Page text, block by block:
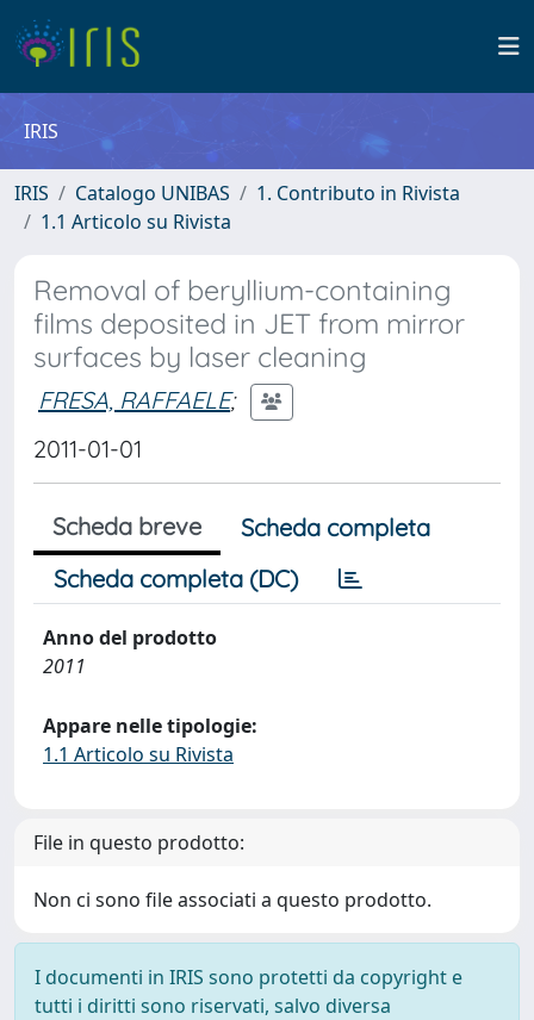
IRIS
IRIS Catalogo UNIBAS
1. Contributo in Rivista
1.1 Articolo su Rivista
Removal of beryllium-containing
films deposited in JET from mirror
surfaces by laser cleaning
FRESA, RAFFAELE;
2011-01-01
Scheda breve
Scheda completa
Scheda completa (DC)
Anno del prodotto
2011
Appare nelle tipologie:
1.1 Articolo su Rivista
File in questo prodotto:
Non ci sono file associati a questo prodotto.
I documenti in IRIS sono protetti da copyright e
tutti i diritti sono riservati, salvo diversa